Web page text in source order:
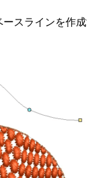
スラインを作成